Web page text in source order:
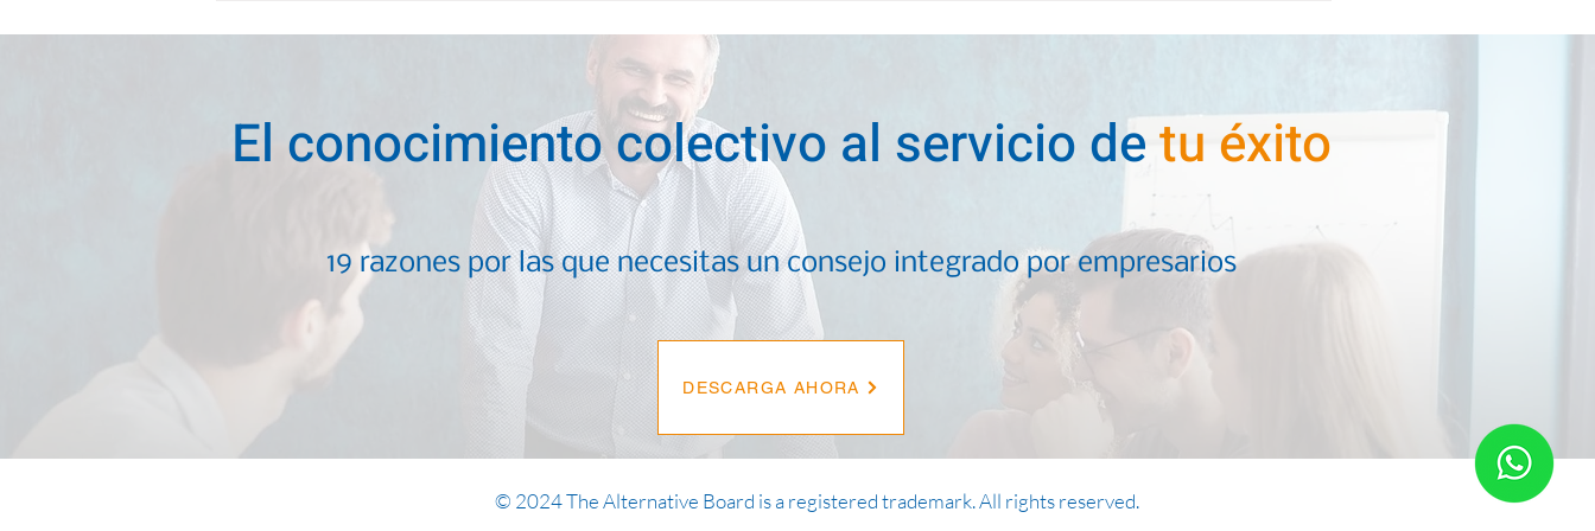
director
capacitación en gestión
El conocimiento colectivo al servicio detu éxito
19 razones por las que necesitas un consejo integrado por empresarios
DESCARGA AHORA
© 2024 The Alternative Board is a registered trademark. All rights reserved.